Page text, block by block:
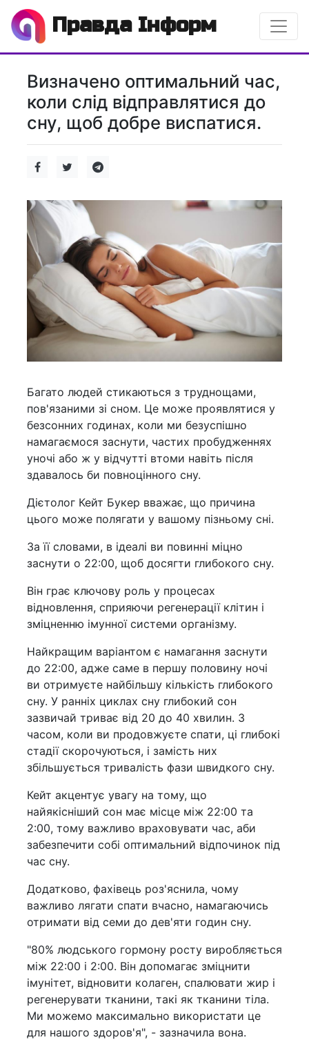
Правда Інформ
Визначено оптимальний час,
коли слід відправлятися до
сну, щоб добре виспатися.
Багато людей стикаються з труднощами,
пов'язаними зі сном. Це може проявлятися у
безсонних годинах, коли ми безуспішно
намагаємося заснути, частих пробудженнях
уночі або ж у відчутті втоми навіть після
здавалось би повноцінного сну.
Дієтолог Кейт Букер вважає, що причина
цього може полягати у вашому пізньому сні.
За її словами, в ідеалі ви повинні міцно
заснути о 22:00, щоб досягти глибокого сну.
Він грає ключову роль у процесах
відновлення, сприяючи регенерації клітин і
зміцненню імунної системи організму.
Найкращим варіантом є намагання заснути
до 22:00, адже саме в першу половину ночі
ви отримуєте найбільшу кількість глибокого
сну. У ранніх циклах сну глибокий сон
зазвичай триває від 20 до 40 хвилин. З
часом, коли ви продовжуєте спати, ці глибокі
стадії скорочуються, і замість них
збільшується тривалість фази швидкого сну.
Кейт акцентує увагу на тому, що
найякісніший сон має місце між 22:00 та
2:00, тому важливо враховувати час, аби
забезпечити собі оптимальний відпочинок під
час сну.
Додатково, фахівець роз'яснила, чому
важливо лягати спати вчасно, намагаючись
отримати від семи до дев'яти годин сну.
"80% людського гормону росту виробляється
між 22:00 і 2:00. Він допомагає зміцнити
імунітет, відновити колаген, спалювати жир і
регенерувати тканини, такі як тканини тіла.
Ми можемо максимально використати це
для нашого здоров'я", - зазначила вона.